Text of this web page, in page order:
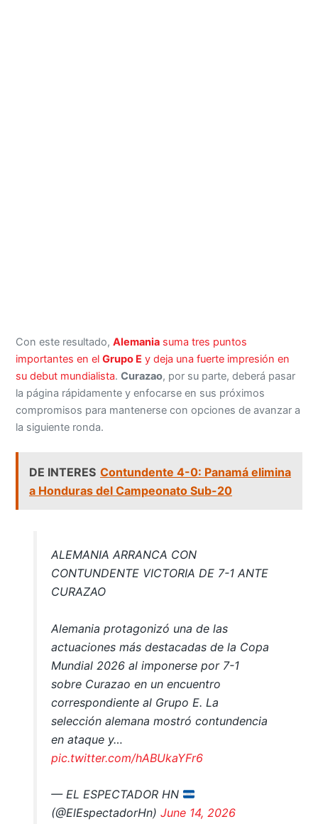
Con este resultado,Alemania suma tres puntos
importantes en elGrupo E y deja una fuerte impresión en
su debut mundialista.Curazao, por su parte, deberá pasar
la página rápidamente y enfocarse en sus próximos
compromisos para mantenerse con opciones de avanzar a
la siguiente ronda.
DE INTERES Contundente 4-0: Panamá elimina
a Honduras del Campeonato Sub-20
ALEMANIA ARRANCA CON
CONTUNDENTE VICTORIA DE 7-1 ANTE
CURAZAO
Alemania protagonizó una de las
actuaciones más destacadas de la Copa
Mundial 2026 al imponerse por 7-1
sobre Curazao en un encuentro
correspondiente al Grupo E. La
selección alemana mostró contundencia
en ataque y…
pic.twitter.com/hABUkaYFr6
— EL ESPECTADOR HN
(@ElEspectadorHn) June 14, 2026